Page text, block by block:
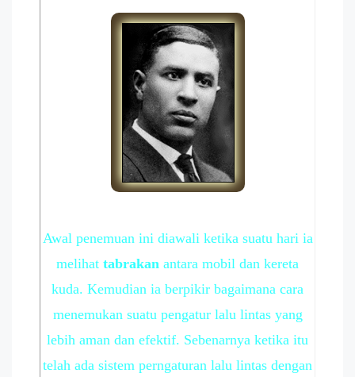
Awal penemuan ini diawali ketika suatu hari ia
melihat tabrakan antara mobil dan kereta
kuda. Kemudian ia berpikir bagaimana cara
menemukan suatu pengatur lalu lintas yang
lebih aman dan efektif. Sebenarnya ketika itu
telah ada sistem perngaturan lalu lintas dengan